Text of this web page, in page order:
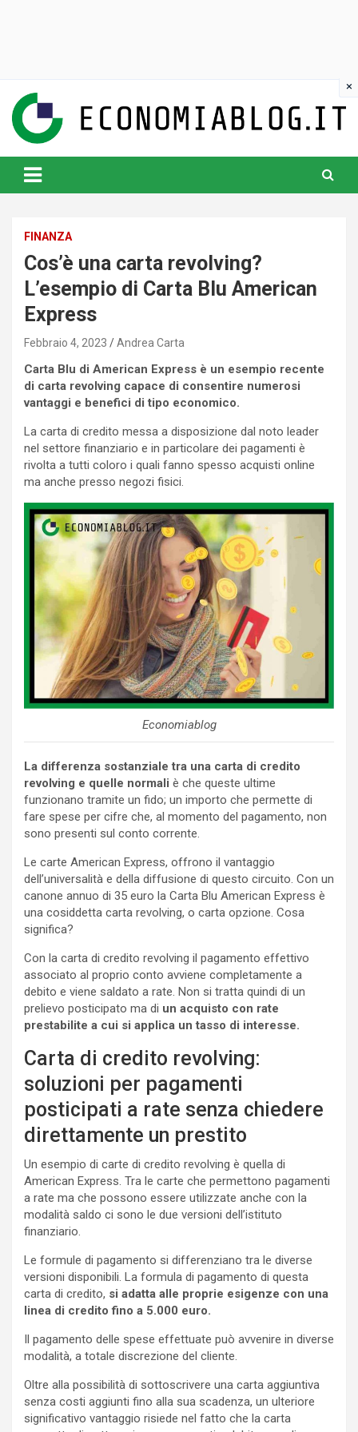
content
www.economiablog.it
FINANZA
Cos’è una carta revolving?
L’esempio di Carta Blu American
Express
Febbraio 4, 2023 Andrea Carta
Carta Blu di American Express è un esempio recente
di carta revolving capace di consentire numerosi
vantaggi e benefici di tipo economico.
La carta di credito messa a disposizione dal noto leader
nel settore finanziario e in particolare dei pagamenti è
rivolta a tutti coloro i quali fanno spesso acquisti online
ma anche presso negozi fisici.
Economiablog
La differenza sostanziale tra una carta di credito
revolving e quelle normali è che queste ultime
funzionano tramite un fido; un importo che permette di
fare spese per cifre che, al momento del pagamento, non
sono presenti sul conto corrente.
Le carte American Express, offrono il vantaggio
dell’universalità e della diffusione di questo circuito. Con un
canone annuo di 35 euro la Carta Blu American Express è
una cosiddetta carta revolving, o carta opzione. Cosa
significa?
Con la carta di credito revolving il pagamento effettivo
associato al proprio conto avviene completamente a
debito e viene saldato a rate. Non si tratta quindi di un
prelievo posticipato ma di un acquisto con rate
prestabilite a cui si applica un tasso di interesse.
Carta di credito revolving:
soluzioni per pagamenti
posticipati a rate senza chiedere
direttamente un prestito
Un esempio di carte di credito revolving è quella di
American Express. Tra le carte che permettono pagamenti
a rate ma che possono essere utilizzate anche con la
modalità saldo ci sono le due versioni dell’istituto
finanziario.
Le formule di pagamento si differenziano tra le diverse
versioni disponibili. La formula di pagamento di questa
carta di credito, si adatta alle proprie esigenze con una
linea di credito fino a 5.000 euro.
Il pagamento delle spese effettuate può avvenire in diverse
modalità, a totale discrezione del cliente.
Oltre alla possibilità di sottoscrivere una carta aggiuntiva
senza costi aggiunti fino alla sua scadenza, un ulteriore
significativo vantaggio risiede nel fatto che la carta